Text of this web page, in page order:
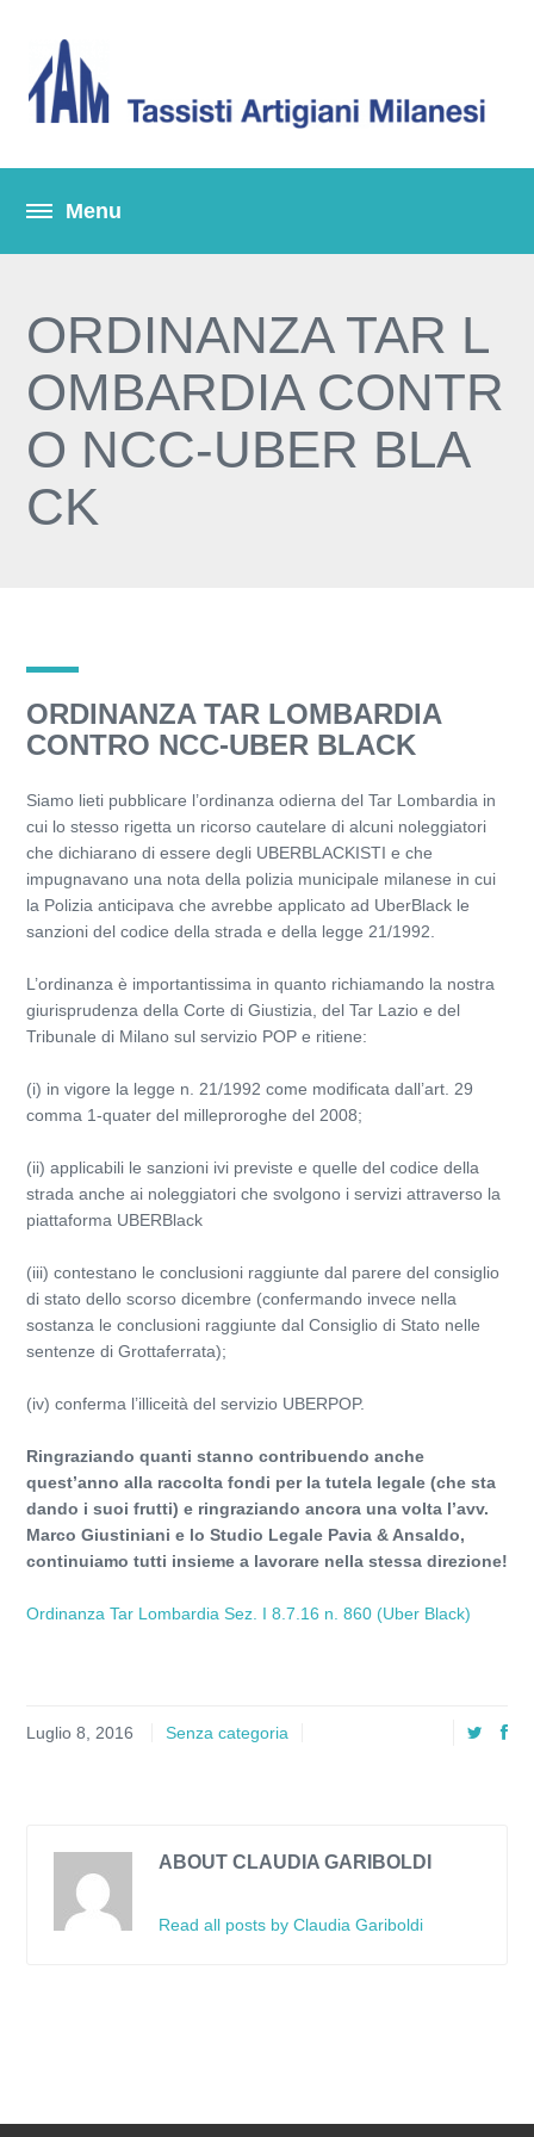
ORDINANZA TAR L
OMBARDIA CONTR
O NCC-UBER BLA
CK
ORDINANZA TAR LOMBARDIA
CONTRO NCC-UBER BLACK
Siamo lieti pubblicare l’ordinanza odierna del Tar Lombardia in
cui lo stesso rigetta un ricorso cautelare di alcuni noleggiatori
che dichiarano di essere degli UBERBLACKISTI e che
impugnavano una nota della polizia municipale milanese in cui
la Polizia anticipava che avrebbe applicato ad UberBlack le
sanzioni del codice della strada e della legge 21/1992.
L’ordinanza è importantissima in quanto richiamando la nostra
giurisprudenza della Corte di Giustizia, del Tar Lazio e del
Tribunale di Milano sul servizio POP e ritiene:
(i) in vigore la legge n. 21/1992 come modificata dall’art. 29
comma 1-quater del milleproroghe del 2008;
(ii) applicabili le sanzioni ivi previste e quelle del codice della
strada anche ai noleggiatori che svolgono i servizi attraverso la
piattaforma UBERBlack
(iii) contestano le conclusioni raggiunte dal parere del consiglio
di stato dello scorso dicembre (confermando invece nella
sostanza le conclusioni raggiunte dal Consiglio di Stato nelle
sentenze di Grottaferrata);
(iv) conferma l’illiceità del servizio UBERPOP.
Ringraziando quanti stanno contribuendo anche
quest’anno alla raccolta fondi per la tutela legale (che sta
dando i suoi frutti) e ringraziando ancora una volta l’avv.
Marco Giustiniani e lo Studio Legale Pavia & Ansaldo,
continuiamo tutti insieme a lavorare nella stessa direzione!
Ordinanza Tar Lombardia Sez. I 8.7.16 n. 860 (Uber Black)
Luglio 8, 2016 Senza categoria
ABOUT CLAUDIA GARIBOLDI
Read all posts by Claudia Gariboldi